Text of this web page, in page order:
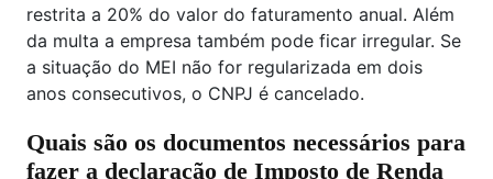
restrita a 20% do valor do faturamento anual. Além
da multa a empresa também pode ficar irregular. Se
a situação do MEI não for regularizada em dois
anos consecutivos, o CNPJ é cancelado.
Quais são os documentos necessários para
fazer a declaração de Imposto de Renda